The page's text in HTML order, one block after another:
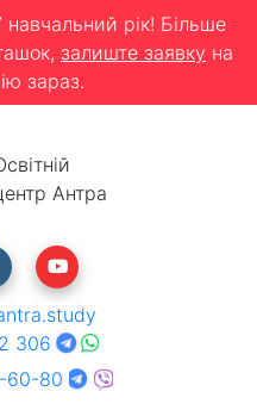
рік! Більше
залиште заявку на
зараз.
Антра
306
60-80